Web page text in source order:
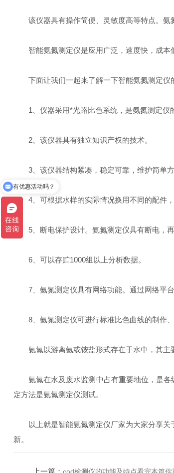
该仪器具有操作简便、灵敏度高等特点。氨
智能氨氮测定仪是应用广泛，速度快，成本
下面让我们一起来了解一下智能氨氮测定仪
1、仪器采用*光路比色系统，是氨氮测定仪
2、该仪器具有独立知识产权的技术。
3、该仪器结构紧凑，稳定可靠，维护简单方
4、可根据水样的实际情况换用不同的配件，
5、断电保护设计。氨氮测定仪具有断电，再
6、可以存贮1000组以上分析数据。
7、氨氮测定仪具有网络功能。通过网络平台
8、氨氮测定仪可进行标准比色曲线的制作、
氨氮以游离氨或铵盐形式存在于水中，其主
氨氮在水及废水监测中占有重要地位，是各
定方法是氨氮测定仪测试。
以上就是智能氨氮测定仪厂家为大家分享关
新。
上一篇：
我想了解价格
有优惠活动吗？